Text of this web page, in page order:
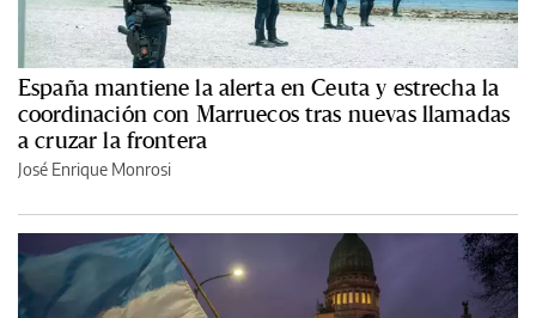
España mantiene la alerta en Ceuta y estrecha la
coordinación con Marruecos tras nuevas llamadas
a cruzar la frontera
José Enrique Monrosi